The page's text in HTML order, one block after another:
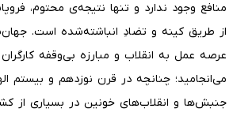
منافع وجود ندارد و تنها نتیجه‌ی محتوم،
از طریق کینه و تضادِ انباشته‌شده است.
عرصه عمل به انقلاب و مبارزه بی‌وقفه کارگران
می‌انجامید؛ چنانچه در قرن نوزدهم و بیستم
جنبش‌ها و انقلاب‌های خونین در بسیاری از